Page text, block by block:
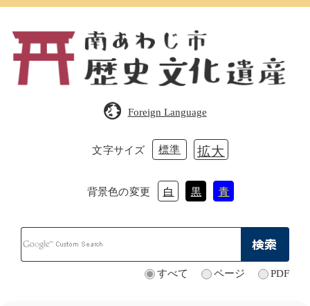
Foreign Language
文字サイズ 標準 拡大
背景色の変更 白 黒 青
Google
カ
すべて ページ PDF